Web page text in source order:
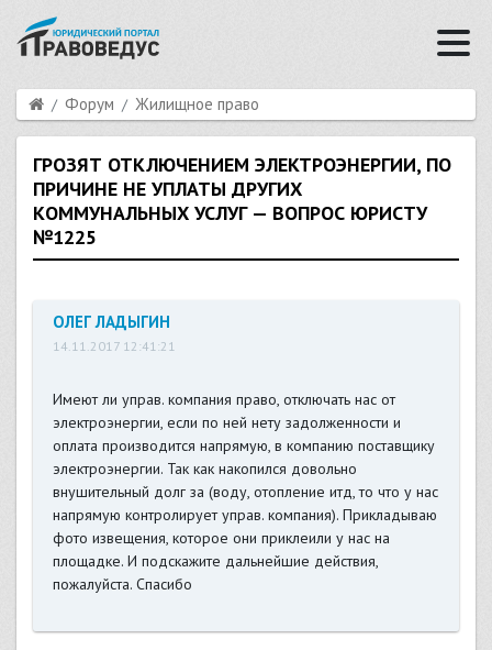
Форум Жилищное право
ГРОЗЯТ ОТКЛЮЧЕНИЕМ ЭЛЕКТРОЭНЕРГИИ, ПО
ПРИЧИНЕ НЕ УПЛАТЫ ДРУГИХ
КОММУНАЛЬНЫХ УСЛУГ — ВОПРОС ЮРИСТУ
№1225
ОЛЕГ ЛАДЫГИН
14.11.2017 12:41:21
Имеют ли управ. компания право, отключать нас от
электроэнергии, если по ней нету задолженности и
оплата производится напрямую, в компанию поставщику
электроэнергии. Так как накопился довольно
внушительный долг за (воду, отопление итд, то что у нас
напрямую контролирует управ. компания). Прикладываю
фото извещения, которое они приклеили у нас на
площадке. И подскажите дальнейшие действия,
пожалуйста. Спасибо